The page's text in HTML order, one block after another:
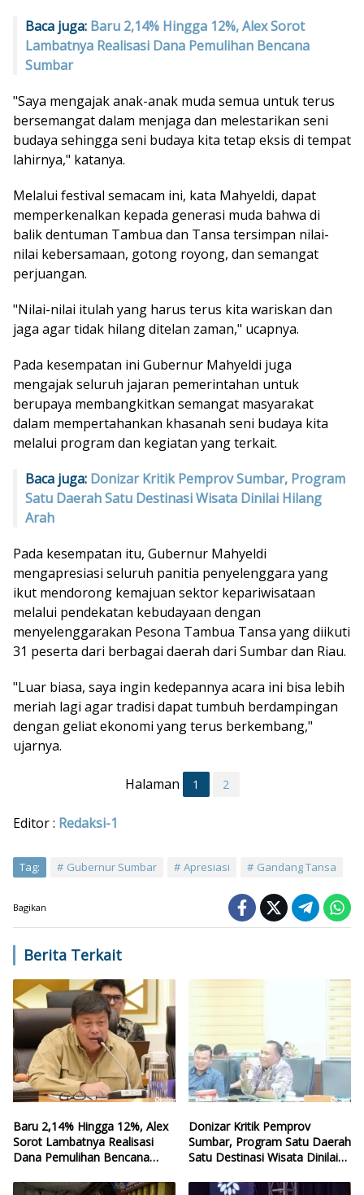
Baca juga: Baru 2,14% Hingga 12%, Alex Sorot
Lambatnya Realisasi Dana Pemulihan Bencana
Sumbar
"Saya mengajak anak-anak muda semua untuk terus
bersemangat dalam menjaga dan melestarikan seni
budaya sehingga seni budaya kita tetap eksis di tempat
lahirnya," katanya.
Melalui festival semacam ini, kata Mahyeldi, dapat
memperkenalkan kepada generasi muda bahwa di
balik dentuman Tambua dan Tansa tersimpan nilai-
nilai kebersamaan, gotong royong, dan semangat
perjuangan.
"Nilai-nilai itulah yang harus terus kita wariskan dan
jaga agar tidak hilang ditelan zaman," ucapnya.
Pada kesempatan ini Gubernur Mahyeldi juga
mengajak seluruh jajaran pemerintahan untuk
berupaya membangkitkan semangat masyarakat
dalam mempertahankan khasanah seni budaya kita
melalui program dan kegiatan yang terkait.
Baca juga: Donizar Kritik Pemprov Sumbar, Program
Satu Daerah Satu Destinasi Wisata Dinilai Hilang
Arah
Pada kesempatan itu, Gubernur Mahyeldi
mengapresiasi seluruh panitia penyelenggara yang
ikut mendorong kemajuan sektor kepariwisataan
melalui pendekatan kebudayaan dengan
menyelenggarakan Pesona Tambua Tansa yang diikuti
31 peserta dari berbagai daerah dari Sumbar dan Riau.
"Luar biasa, saya ingin kedepannya acara ini bisa lebih
meriah lagi agar tradisi dapat tumbuh berdampingan
dengan geliat ekonomi yang terus berkembang,"
ujarnya.
Halaman 1 2
Editor : Redaksi-1
Tag: Gubernur Sumbar Apresiasi Gandang Tansa
Bagikan
Berita Terkait
Baru 2,14% Hingga 12%, Alex
Sorot Lambatnya Realisasi
Dana Pemulihan Bencana
Donizar Kritik Pemprov
Sumbar, Program Satu Daerah
Satu Destinasi Wisata Dinilai